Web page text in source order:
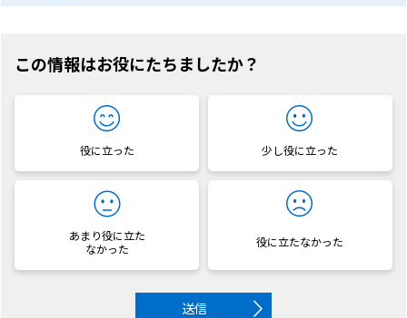
この情報はお役にたちましたか？
役に立った 少し役に立った
あまり役に立た
なかった
役に立たなかった
送信